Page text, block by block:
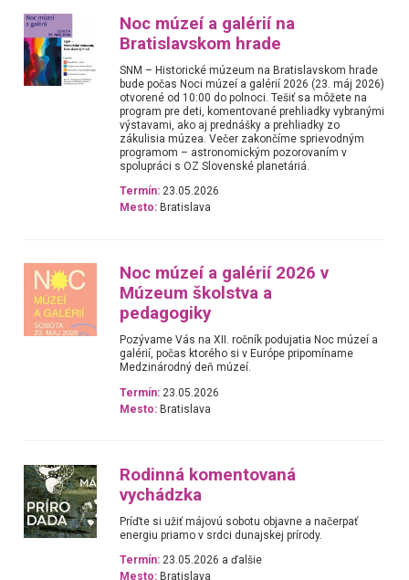
Noc múzeí a galérií na
Bratislavskom hrade
SNM – Historické múzeum na Bratislavskom hrade
bude počas Noci múzeí a galérií 2026 (23. máj 2026)
otvorené od 10:00 do polnoci. Tešiť sa môžete na
program pre deti, komentované prehliadky vybranými
výstavami, ako aj prednášky a prehliadky zo
zákulisia múzea. Večer zakončíme sprievodným
programom – astronomickým pozorovaním v
spolupráci s OZ Slovenské planetáriá.
Termín: 23.05.2026
Mesto: Bratislava
Noc múzeí a galérií 2026 v
Múzeum školstva a
pedagogiky
Pozývame Vás na XII. ročník podujatia Noc múzeí a
galérií, počas ktorého si v Európe pripomíname
Medzinárodný deň múzeí.
Termín: 23.05.2026
Mesto: Bratislava
Rodinná komentovaná
vychádzka
Príďte si užiť májovú sobotu objavne a načerpať
energiu priamo v srdci dunajskej prírody.
Termín: 23.05.2026 a ďalšie
Mesto: Bratislava